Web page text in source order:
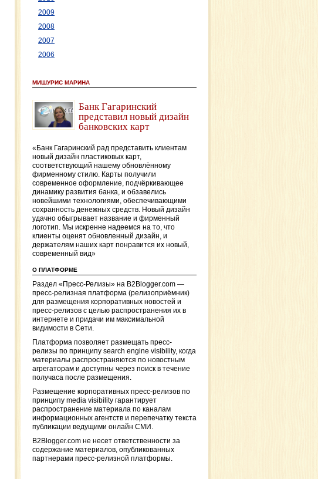
2009
2008
2007
2006
МИШУРИС МАРИНА
Банк Гагаринский
представил новый дизайн
банковских карт
«Банк Гагаринский рад представить клиентам
новый дизайн пластиковых карт,
соответствующий нашему обновлённому
фирменному стилю. Карты получили
современное оформление, подчёркивающее
динамику развития банка, и обзавелись
новейшими технологиями, обеспечивающими
сохранность денежных средств. Новый дизайн
удачно обыгрывает название и фирменный
логотип. Мы искренне надеемся на то, что
клиенты оценят обновленный дизайн, и
держателям наших карт понравится их новый,
современный вид»
О ПЛАТФОРМЕ
Раздел «Пресс-Релизы» на B2Blogger.com —
пресс-релизная платформа (релизоприёмник)
для размещения корпоративных новостей и
пресс-релизов с целью распространения их в
интернете и придачи им максимальной
видимости в Сети.
Платформа позволяет размещать пресс-
релизы по принципу search engine visibility, когда
материалы распространяются по новостным
агрегаторам и доступны через поиск в течение
получаса после размещения.
Размещение корпоративных пресс-релизов по
принципу media visibility гарантирует
распространение материала по каналам
информационных агентств и перепечатку текста
публикации ведущими онлайн СМИ.
B2Blogger.com не несет ответственности за
содержание материалов, опубликованных
партнерами пресс-релизной платформы.